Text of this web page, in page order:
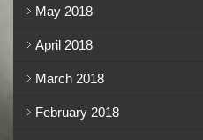
May 2018
April 2018
March 2018
February 2018